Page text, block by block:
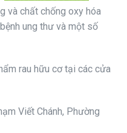
và chất chống oxy hóa
ung thư và một số
rau hữu cơ tại các cửa
Viết Chánh, Phường